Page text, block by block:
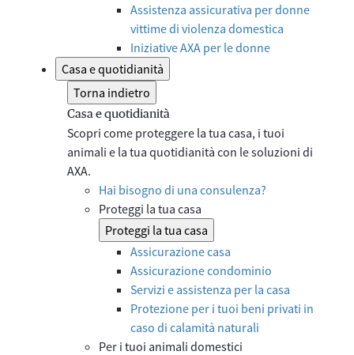
Assistenza assicurativa per donne
vittime di violenza domestica
Iniziative AXA per le donne
Casa e quotidianità
Torna indietro
Casa e quotidianità
Scopri come proteggere la tua casa, i tuoi
animali e la tua quotidianità con le soluzioni di
AXA.
Hai bisogno di una consulenza?
Proteggi la tua casa
Proteggi la tua casa
Assicurazione casa
Assicurazione condominio
Servizi e assistenza per la casa
Protezione per i tuoi beni privati in
caso di calamità naturali
Per i tuoi animali domestici